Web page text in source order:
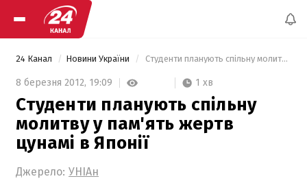
24 Канал Новини України Студенти планують спільну молитву у пам'ять жертв цунамі в Японії
8 березня 2012, 19:09 1 хв
Студенти планують спільну
молитву у пам'ять жертв
цунамі в Японії
Джерело: УНІАн